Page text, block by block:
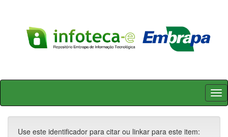
Skip
Use este identificador para citar ou linkar para este item: